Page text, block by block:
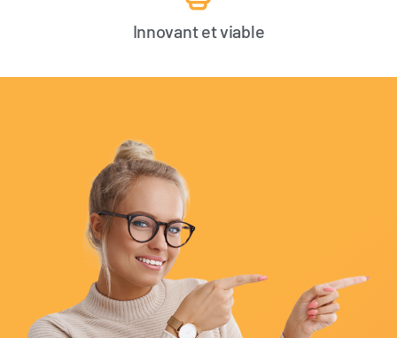
Innovant et viable